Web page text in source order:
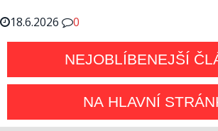
18.6.2026
0
NEJOBLÍBENEJŠÍ
NA HLAVNÍ